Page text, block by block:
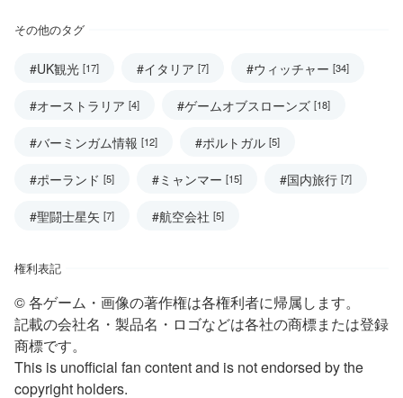
その他のタグ
#UK観光 [17] #イタリア [7] #ウィッチャー [34]
#オーストラリア [4] #ゲームオブスローンズ [18]
#バーミンガム情報 [12] #ポルトガル [5]
#ポーランド [5] #ミャンマー [15] #国内旅行 [7]
#聖闘士星矢 [7] #航空会社 [5]
権利表記
© 各ゲーム・画像の著作権は各権利者に帰属します。
記載の会社名・製品名・ロゴなどは各社の商標または登録
商標です。
This is unofficial fan content and is not endorsed by the
copyright holders.